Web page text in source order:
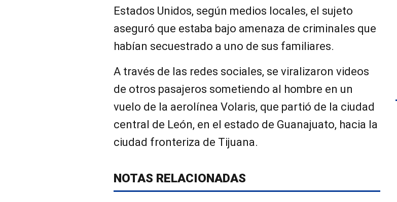
Estados Unidos, según medios locales, el sujeto
aseguró que estaba bajo amenaza de criminales que
habían secuestrado a uno de sus familiares.
A través de las redes sociales, se viralizaron videos
de otros pasajeros sometiendo al hombre en un
vuelo de la aerolínea Volaris, que partió de la ciudad
central de León, en el estado de Guanajuato, hacia la
ciudad fronteriza de Tijuana.
NOTAS RELACIONADAS